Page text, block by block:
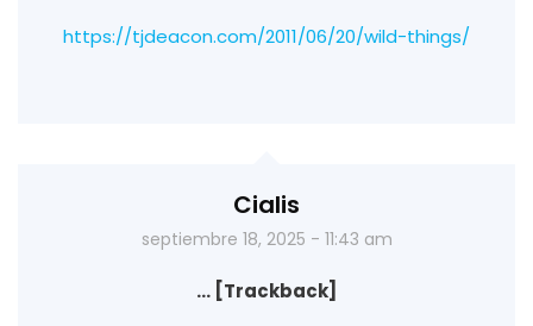
https://tjdeacon.com/2011/06/20/wild-things/
Cialis
septiembre 18, 2025 - 11:43 am
… [Trackback]